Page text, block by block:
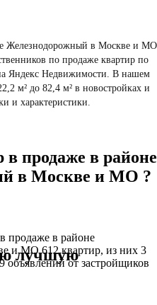
Железнодорожный в Москве и МО
по продаже квартир по
Яндекс Недвижимости. В нашем
м² до 82,4 м² в новостройках и
и характеристики.
продаже в районе
в Москве и МО ?
продаже в районе
и МО 612 квартир, из них 3
объявлений от застройщиков
лучшую